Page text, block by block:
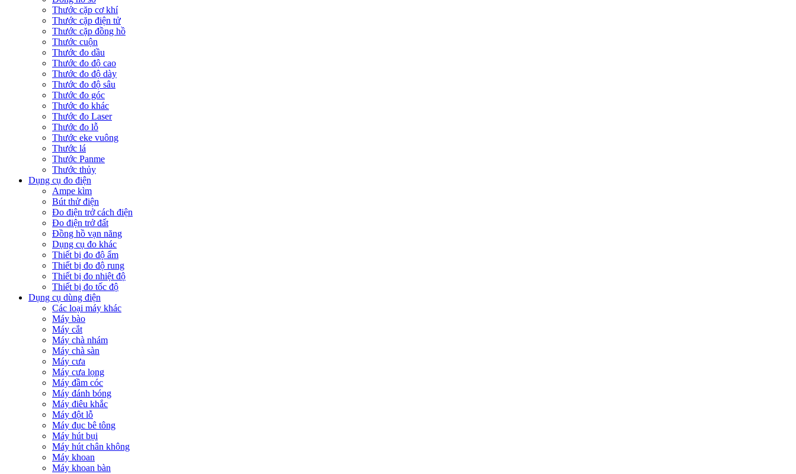
Thước cặp cơ khí
Thước cặp điện tử
Thước cặp đồng hồ
Thước cuộn
Thước đo dầu
Thước đo độ cao
Thước đo độ dày
Thước đo độ sâu
Thước đo góc
Thước đo khác
Thước đo Laser
Thước đo lỗ
Thước eke vuông
Thước lá
Thước Panme
Thước thủy
Dụng cụ đo điện
Ampe kìm
Bút thử điện
Đo điện trở cách điện
Đo điện trở đất
Đồng hồ vạn năng
Dụng cụ đo khác
Thiết bị đo độ ẩm
Thiết bị đo độ rung
Thiết bị đo nhiệt độ
Thiết bị đo tốc độ
Dụng cụ dùng điện
Các loại máy khác
Máy bào
Máy cắt
Máy chà nhám
Máy chà sàn
Máy cưa
Máy cưa lọng
Máy đầm cóc
Máy đánh bóng
Máy điêu khắc
Máy đột lỗ
Máy đục bê tông
Máy hút bụi
Máy hút chân không
Máy khoan
Máy khoan bàn